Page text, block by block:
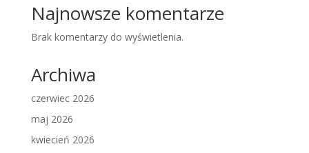
Najnowsze komentarze
Brak komentarzy do wyświetlenia.
Archiwa
czerwiec 2026
maj 2026
kwiecień 2026